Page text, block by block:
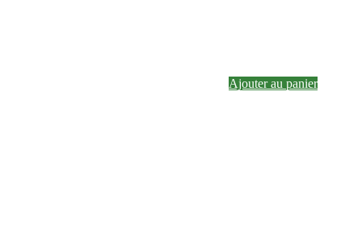
Ajouter au panier